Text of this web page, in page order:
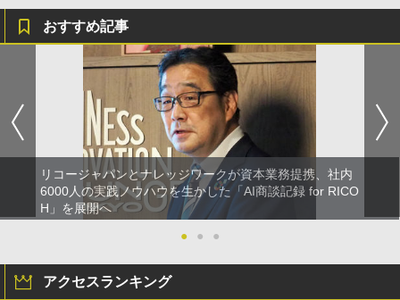
おすすめ記事
リコージャパンとナレッジワークが資本業務提携、社内
6000人の実践ノウハウを生かした「AI商談記録 for RICO
H」を展開へ
●
● ●
アクセスランキング